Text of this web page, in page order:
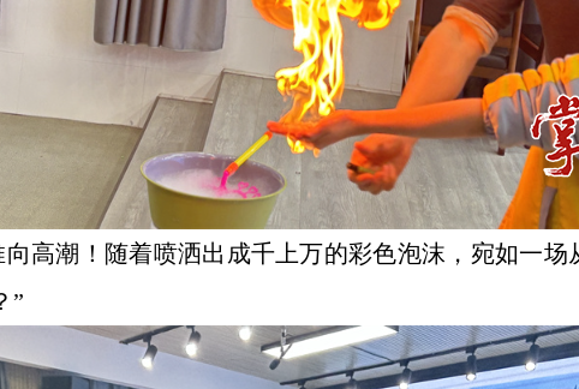
高潮！随着喷洒出成千上万的彩色泡沫，宛如一
”